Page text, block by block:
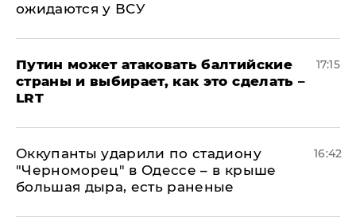
ожидаются у ВСУ
Путин может атаковать балтийские
страны и выбирает, как это сделать –
LRT
17:15
Оккупанты ударили по стадиону
"Черноморец" в Одессе – в крыше
большая дыра, есть раненые
16:42